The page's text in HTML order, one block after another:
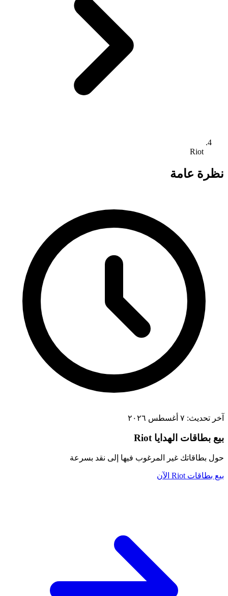
Riot
نظرة عامة
آخر تحديث: ٧ أغسطس ٢٠٢٦
بيع بطاقات الهدايا Riot
حول بطاقاتك غير المرغوب فيها إلى نقد بسرعة
بيع بطاقات Riot الآن